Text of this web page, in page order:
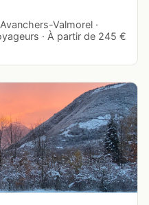
Valmorel ·
· À partir de 245 €